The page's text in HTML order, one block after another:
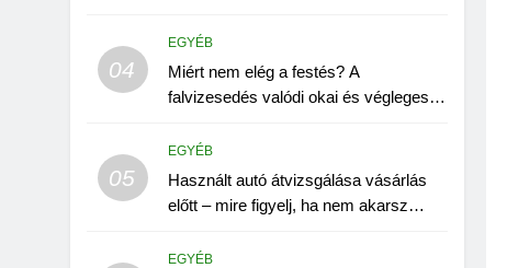
04
EGYÉB
Miért nem elég a festés? A
falvizesedés valódi okai és végleges
05
EGYÉB
Használt autó átvizsgálása vásárlás
előtt – mire figyelj, ha nem akarsz
EGYÉB